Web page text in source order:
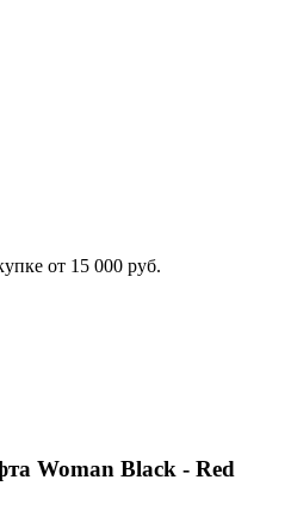
от 15 000 руб.
Woman Black - Red